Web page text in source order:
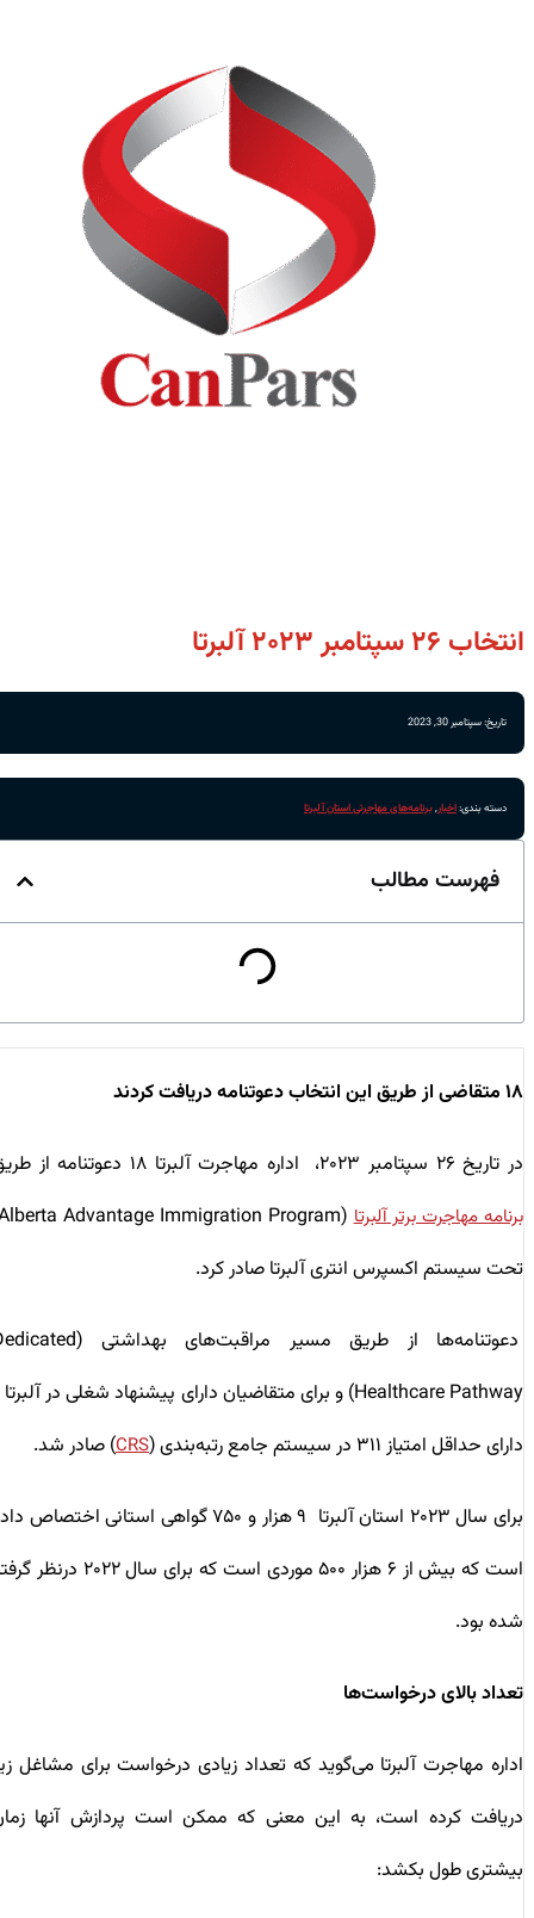
انتخاب‌ ۲۶ سپتامبر ۲۰۲۳ آلبرتا
تاریخ: سپتامبر 30, 2023
دسته بندی:اخبار,برنامه‌های مهاجرتی استان آلبرتا
فهرست مطالب
۱۸ متقاضی از طریق این انتخاب دعوتنامه دریافت کردند
در تاریخ ۲۶ سپتامبر ۲۰۲۳، اداره مهاجرت آلبرتا ۱۸ دعوتنامه از طریق
برنامه مهاجرت برتر آلبرتا
(Alberta Advantage Immigration Program)
تحت سیستم اکسپرس انتری آلبرتا صادر کرد.
دعوتنامه‌‌ها از طریق مسیر مراقبت‌های بهداشتی (Dedicated
Healthcare Pathway) و برای متقاضیان دارای پیشنهاد شغلی در آلبرتا و
دارای حداقل امتیاز ۳۱۱ در سیستم جامع رتبه‌بندی (
CRS) صادر شد.
برای سال ۲۰۲۳ استان آلبرتا ۹ هزار و ۷۵۰ گواهی استانی اختصاص داده
است که بیش از ۶ هزار ۵۰۰ موردی است که برای سال ۲۰۲۲ درنظر گرفته
شده بود.
تعداد بالای درخواست‌ها
اداره مهاجرت آلبرتا می‌گوید که تعداد زیادی درخواست برای مشاغل زیر
دریافت کرده است، به این معنی که ممکن است پردازش آنها زمان
بیشتری طول بکشد: